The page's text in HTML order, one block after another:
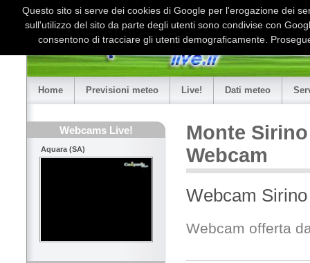
Home Previsioni meteo Live! Dati meteo
Webcams Live!
Aquara (SA)
Monte
Webcam
Webcam
Webcam offerta
Questo sito si serve dei cookies di Google per l'erogazione dei
sull'utilizzo del sito da parte degli utenti sono condivise con
consentono di tracciare gli utenti demograficamente.